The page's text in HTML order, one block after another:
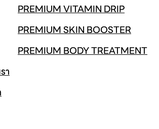
PREMIUM VITAMIN DRIP
PREMIUM SKIN BOOSTER
PREMIUM BODY TREATMENT
า